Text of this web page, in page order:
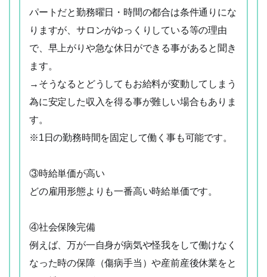
パートだと勤務曜日・時間の都合は条件通りにな
りますが、サロンがゆっくりしている等の理由
で、早上がりや急な休日ができる事があると聞き
ます。
→そうなるとどうしてもお給料が変動してしまう
為に安定した収入を得る事が難しい場合もありま
す。
※1日の勤務時間を固定して働く事も可能です。
③時給単価が高い
どの雇用形態よりも一番高い時給単価です。
④社会保険完備
例えば、万が一自身が病気や怪我をして働けなく
なった時の保障（傷病手当）や産前産後休業をと